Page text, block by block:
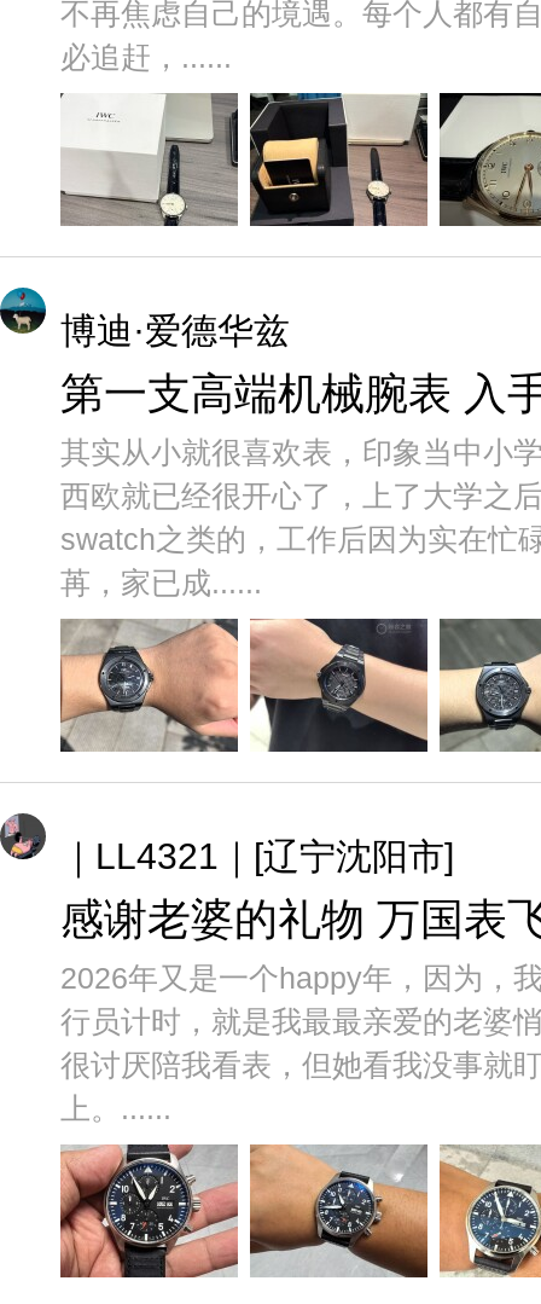
不再焦虑自己的境遇。每个人都有
必追赶，......
博迪·爱德华兹
第一支高端机械腕表 入
其实从小就很喜欢表，印象当中小
西欧就已经很开心了，上了大学之
swatch之类的，工作后因为实在忙
苒，家已成......
｜LL4321｜[辽宁沈阳市]
感谢老婆的礼物 万国表
2026年又是一个happy年，因为，
行员计时，就是我最最亲爱的老
很讨厌陪我看表，但她看我没事就
上。......